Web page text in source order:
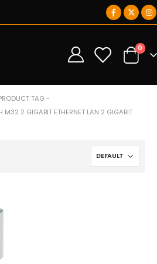
0 0
TAG -
2 GIGABIT ETHERNET LAN 2 GIGABIT